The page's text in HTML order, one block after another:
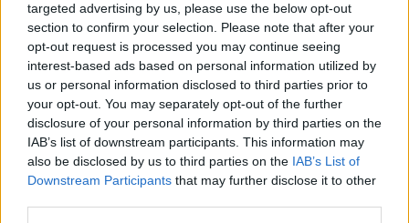
targeted advertising by us, please use the below opt-out
section to confirm your selection. Please note that after your
opt-out request is processed you may continue seeing
interest-based ads based on personal information utilized by
us or personal information disclosed to third parties prior to
your opt-out. You may separately opt-out of the further
disclosure of your personal information by third parties on the
IAB’s list of downstream participants. This information may
also be disclosed by us to third parties on the IAB’s List of
Downstream Participants that may further disclose it to other